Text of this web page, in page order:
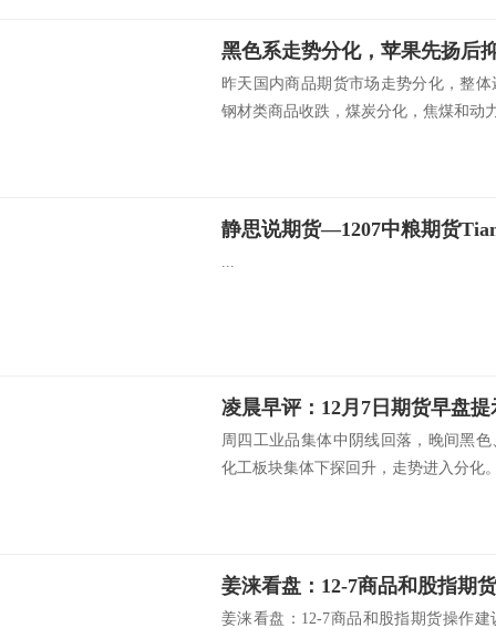
黑色系走势分化，苹果先扬后
昨天国内商品期货市场走势分化，整
钢材类商品收跌，煤炭分化，焦煤和动
静思说期货—1207中粮期货
...
凌晨早评：12月7日期货早盘提
周四工业品集体中阴线回落，晚间黑
化工板块集体下探回升，走势进入分化
姜涞看盘：12-7商品和股指期
姜涞看盘：12-7商品和股指期货操作